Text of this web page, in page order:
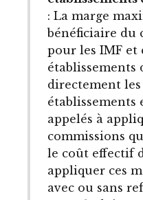
: La marge
bénéficiaire du
pour les IMF et
établissements
directement les
établissements
appelés à
commissions
le coût effectif
appliquer ces
avec ou sans